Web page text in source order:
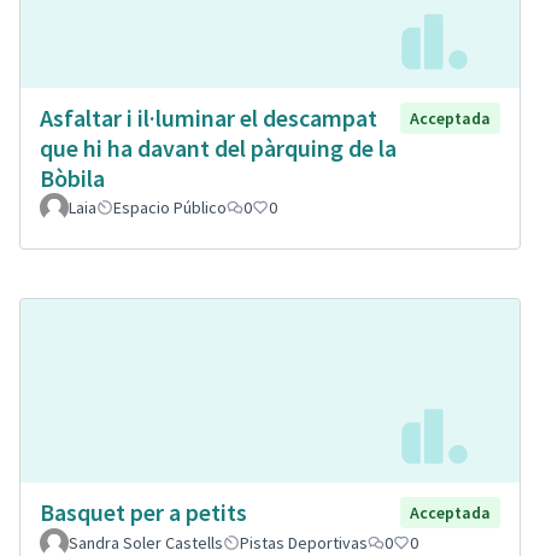
Asfaltar i il·luminar el descampat
que hi ha davant del pàrquing de la
Bòbila
Acceptada
Laia Espacio Público 0 0
Basquet per a petits
Acceptada
Sandra Soler Castells
Pistas Deportivas 0 0